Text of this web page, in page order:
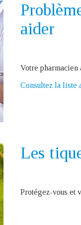
aider
Votre pharmacien
Consultez la liste
Les
Protégez-vous et